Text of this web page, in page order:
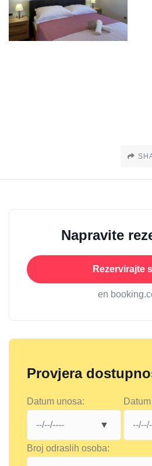
Napravite
Rezervirajte
en
Provjera
Datum unosa:
Broj odraslih osoba: